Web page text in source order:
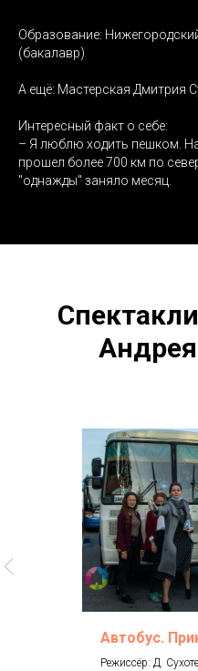
Образование:
(бакалавр)
А ещё: Мастерская Дмитрия
Интересный факт о себе:
– Я люблю ходить пешком.
прошел более 700 км по
"однажды" заняло месяц.
Автобус.
Режиссёр: Д.